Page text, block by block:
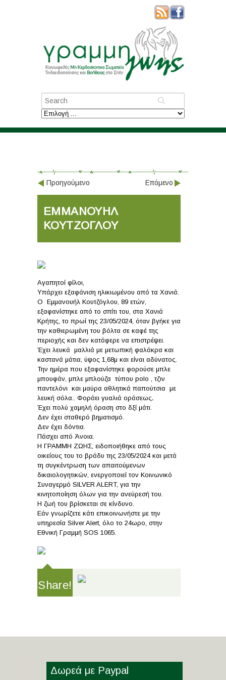
Προηγούμενο Επόμενο
ΕΜΜΑΝΟΥΗΛ
ΚΟΥΤΖΟΓΛΟΥ
Αγαπητοί φίλοι,
Υπάρχει εξαφάνιση ηλικιωμένου από τα Χανιά.
Ο Εμμανουήλ Κουτζόγλου, 89 ετών,
εξαφανίστηκε από το σπίτι του, στα Χανιά
Κρήτης, το πρωί της 23/05/2024, όταν βγήκε για
την καθιερωμένη του βόλτα σε καφέ της
περιοχής και δεν κατάφερε να επιστρέψει.
Έχει λευκά μαλλιά με μετωπική φαλάκρα και
καστανά μάτια, ύψος 1,68μ και είναι αδύνατος.
Την ημέρα που εξαφανίστηκε φορούσε μπλε
μπουφάν, μπλε μπλούζα τύπου polo , τζιν
παντελόνι και μαύρα αθλητικά παπούτσια με
λευκή σόλα.. Φοράει γυαλιά οράσεως.
Έχει πολύ χαμηλή όραση στο δξί μάτι.
Δεν έχει σταθερό βηματισμό.
Δεν έχει δόντια.
Πάσχει από Άνοια.
Η ΓΡΑΜΜΗ ΖΩΗΣ, ειδοποιήθηκε από τους
οικείους του το βράδυ της 23/05/2024 και μετά
τη συγκέντρωση των απαιτούμενων
δικαιολογητικών, ενεργοποιεί τον Κοινωνικό
Συναγερμό SILVER ALERT, για την
κινητοποίηση όλων για την ανεύρεσή του.
Η ζωή του βρίσκεται σε κίνδυνο.
Εάν γνωρίζετε κάτι επικοινωνήστε με την
υπηρεσία Silver Alert, όλο το 24ωρο, στην
Εθνική Γραμμή SOS 1065.
Share!
Δωρεά με Paypal